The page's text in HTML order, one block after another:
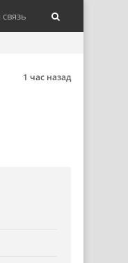
1 час назад